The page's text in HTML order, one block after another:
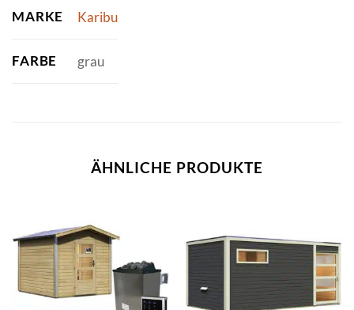
MARKE Karibu
FARBE grau
ÄHNLICHE PRODUKTE